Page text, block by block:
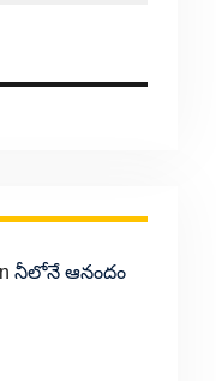
నీలోనే ఆనందం